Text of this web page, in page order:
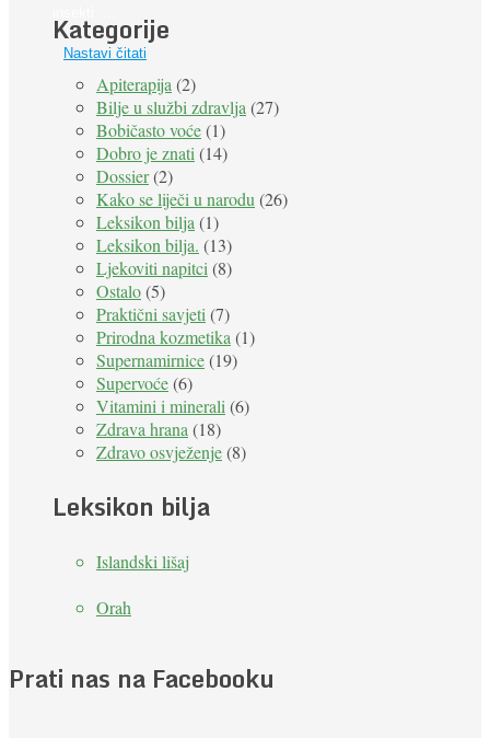
Nastavi čitati
Kategorije
Apiterapija (2)
Bilje u službi zdravlja (27)
Bobičasto voće(1)
Dobro je znati (14)
Dossier(2)
Kako se liječi u narodu (26)
Leksikon bilja (1)
Leksikon bilja. (13)
Ljekoviti napitci (8)
Ostalo(5)
Praktični savjeti (7)
Prirodna kozmetika (1)
Supernamirnice(19)
Supervoće(6)
Vitamini i minerali (6)
Zdrava hrana (18)
Zdravo osvježenje(8)
Leksikon bilja
Islandski lišaj
Orah
Prati nas na Facebooku